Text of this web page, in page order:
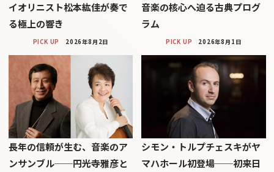
イオリニスト松本紘佳が奏で
る極上の響き
PICK UP 2026年8月2日
音楽の核心へ迫る古典プログ
ラム
PICK UP 2026年8月1日
長年の信頼が生む、音楽のア
ンサンブル──円光寺雅彦と
シモン・トルプチェスキがヤ
マハホール初登場──初来日